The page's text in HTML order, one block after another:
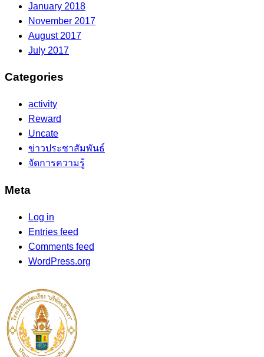
January 2018
November 2017
August 2017
July 2017
Categories
activity
Reward
Uncate
ข่าวประชาสัมพันธ์
จัดการความรู้
Meta
Log in
Entries feed
Comments feed
WordPress.org